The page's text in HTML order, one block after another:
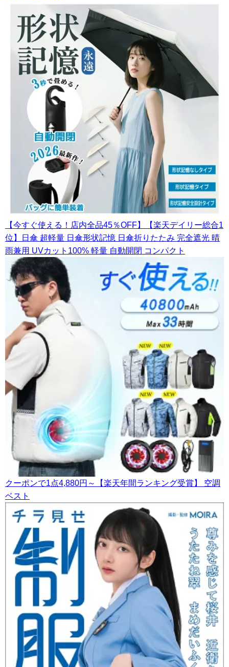
【今すぐ使える！店内全品45％OFF】【楽天デイリー総合1
位】日傘 超軽量 日傘形状記憶 日傘折りたたみ 完全遮光 晴
雨兼用 UVカット100% 軽量 自動開閉 コンパクト
クーポンで1点4,880円～【楽天年間ランキング受賞】 空調
ベスト